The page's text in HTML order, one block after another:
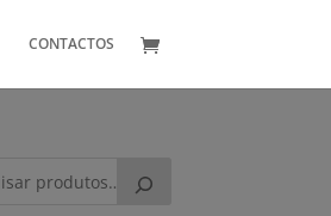
CONTACTOS